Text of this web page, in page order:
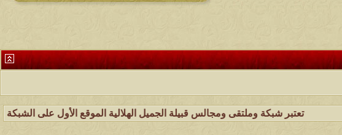
تعتبر شبكة وملتقى ومجالس قبيلة الجميل الهلالية الموقع الأول على الشبكة